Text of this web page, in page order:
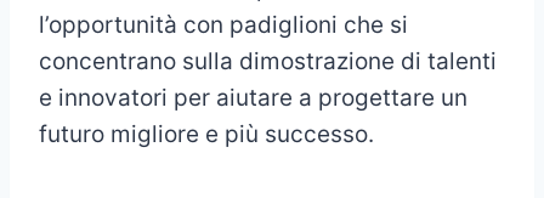
l’opportunità con padiglioni che si
concentrano sulla dimostrazione di talenti
e innovatori per aiutare a progettare un
futuro migliore e più successo.